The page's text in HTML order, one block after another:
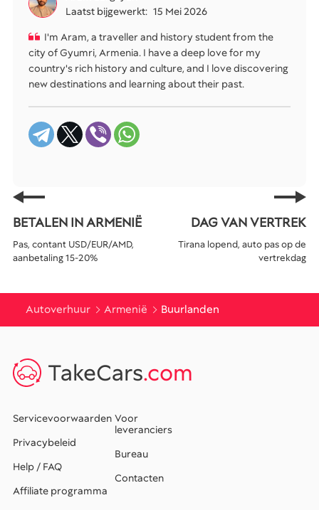
Laatst bijgewerkt: 15 Mei 2026
I'm Aram, a traveller and history student from the
city of Gyumri, Armenia. I have a deep love for my
country's rich history and culture, and I love discovering
new destinations and learning about their past.
BETALEN IN ARMENIË
Pas, contant USD/EUR/AMD,
aanbetaling 15-20%
DAG VAN VERTREK
Tirana lopend, auto pas op de
vertrekdag
Autoverhuur Armenië Buurlanden
TakeCars.com
Servicevoorwaarden
Privacybeleid
Help / FAQ
Affiliate programma
Voor
leveranciers
Bureau
Contacten